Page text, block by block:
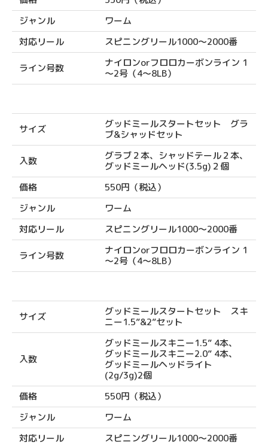
ジャンル
ワーム
対応リール
スピニングリール1000〜2000番
ライン号数
ナイロンorフロロカーボンライン 1
～2号（4～8LB）
サイズ
グッドミールスタートセット グラ
ブ&シャッドセット
入数
グラブ２本、シャッドテール２本、
グッドミールヘッド(3.5g)２個
価格
550円（税込）
ジャンル
ワーム
対応リール
スピニングリール1000〜2000番
ライン号数
ナイロンorフロロカーボンライン 1
～2号（4～8LB）
サイズ
グッドミールスタートセット スキ
ニー1.5”&2”セット
入数
グッドミールスキニー1.5” 4本、
グッドミールスキニー2.0” 4本、
グッドミールヘッドライト
(2g/3g)2個
価格
550円（税込）
ジャンル
ワーム
対応リール
スピニングリール1000〜2000番